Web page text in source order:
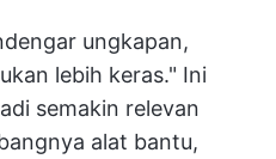
ungkapan,
lebih keras." Ini
semakin relevan
alat bantu,